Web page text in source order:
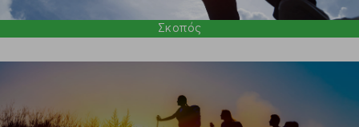
Σκοπός